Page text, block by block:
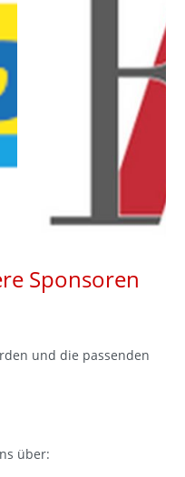
Sponsoren
und die passenden
über: